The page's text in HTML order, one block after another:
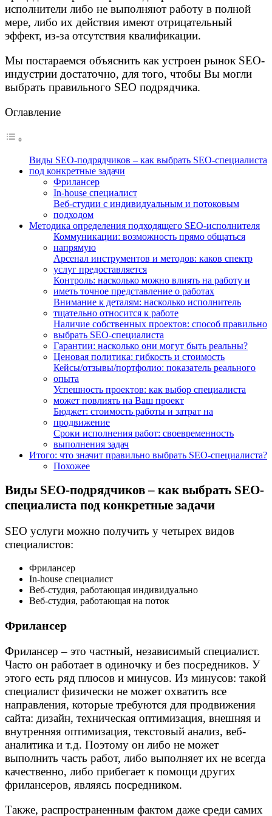
исполнители либо не выполняют работу в полной
мере, либо их действия имеют отрицательный
эффект, из-за отсутствия квалификации.
Мы постараемся объяснить как устроен рынок SEO-
индустрии достаточно, для того, чтобы Вы могли
выбрать правильного SEO подрядчика.
Оглавление
Виды SEO-подрядчиков – как выбрать SEO-специалиста
под конкретные задачи
Фрилансер
In-house специалист
Веб-студии с индивидуальным и потоковым
подходом
Методика определения подходящего SEO-исполнителя
Коммуникации: возможность прямо общаться
напрямую
Арсенал инструментов и методов: каков спектр
услуг предоставляется
Контроль: насколько можно влиять на работу и
иметь точное представление о работах
Внимание к деталям: насколько исполнитель
тщательно относится к работе
Наличие собственных проектов: способ правильно
выбрать SEO-специалиста
Гарантии: насколько они могут быть реальны?
Ценовая политика: гибкость и стоимость
Кейсы/отзывы/портфолио: показатель реального
опыта
Успешность проектов: как выбор специалиста
может повлиять на Ваш проект
Бюджет: стоимость работы и затрат на
продвижение
Сроки исполнения работ: своевременность
выполнения задач
Итого: что значит правильно выбрать SEO-специалиста?
Похожее
Виды SEO-подрядчиков – как выбрать SEO-
специалиста под конкретные задачи
SEO услуги можно получить у четырех видов
специалистов:
Фрилансер
In-house специалист
Веб-студия, работающая индивидуально
Веб-студия, работающая на поток
Фрилансер
Фрилансер – это частный, независимый специалист.
Часто он работает в одиночку и без посредников. У
этого есть ряд плюсов и минусов. Из минусов: такой
специалист физически не может охватить все
направления, которые требуются для продвижения
сайта: дизайн, техническая оптимизация, внешняя и
внутренняя оптимизация, текстовый анализ, веб-
аналитика и т.д. Поэтому он либо не может
выполнить часть работ, либо выполняет их не всегда
качественно, либо прибегает к помощи других
фрилансеров, являясь посредником.
Также, распространенным фактом даже среди самих